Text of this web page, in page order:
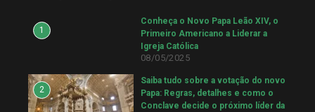
1
Conheça o Novo Papa Leão XIV, o
Primeiro Americano a Liderar a
Igreja Católica
08/05/2025
2
Saiba tudo sobre a votação do novo
Papa: Regras, detalhes e como o
Conclave decide o próximo líder da